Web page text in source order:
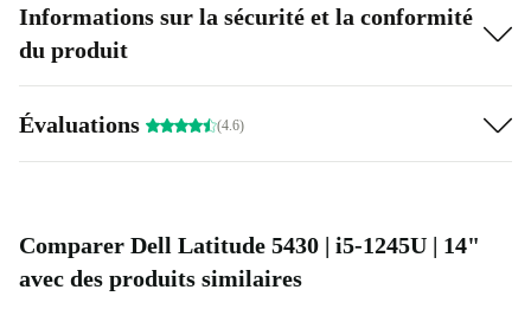
Informations sur la sécurité et la conformité
du produit
Évaluations (4.6)
Comparer Dell Latitude 5430 | i5-1245U | 14"
avec des produits similaires